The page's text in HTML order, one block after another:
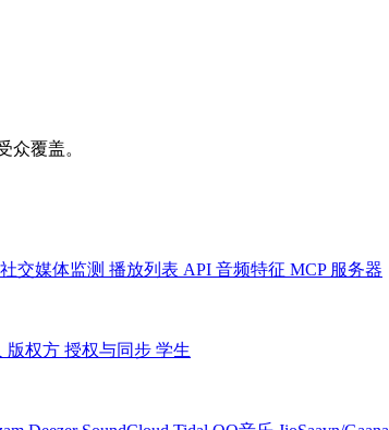
众覆盖。
社交媒体监测 播放列表 API 音频特征 MCP 服务器
版权方 授权与同步 学生